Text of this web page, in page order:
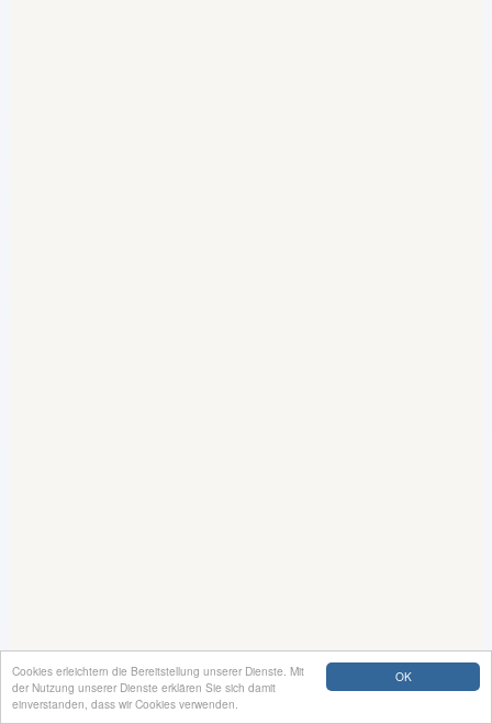
OK
Cookies erleichtern die Bereitstellung unserer Dienste. Mit
der Nutzung unserer Dienste erklären Sie sich damit
einverstanden, dass wir Cookies verwenden.